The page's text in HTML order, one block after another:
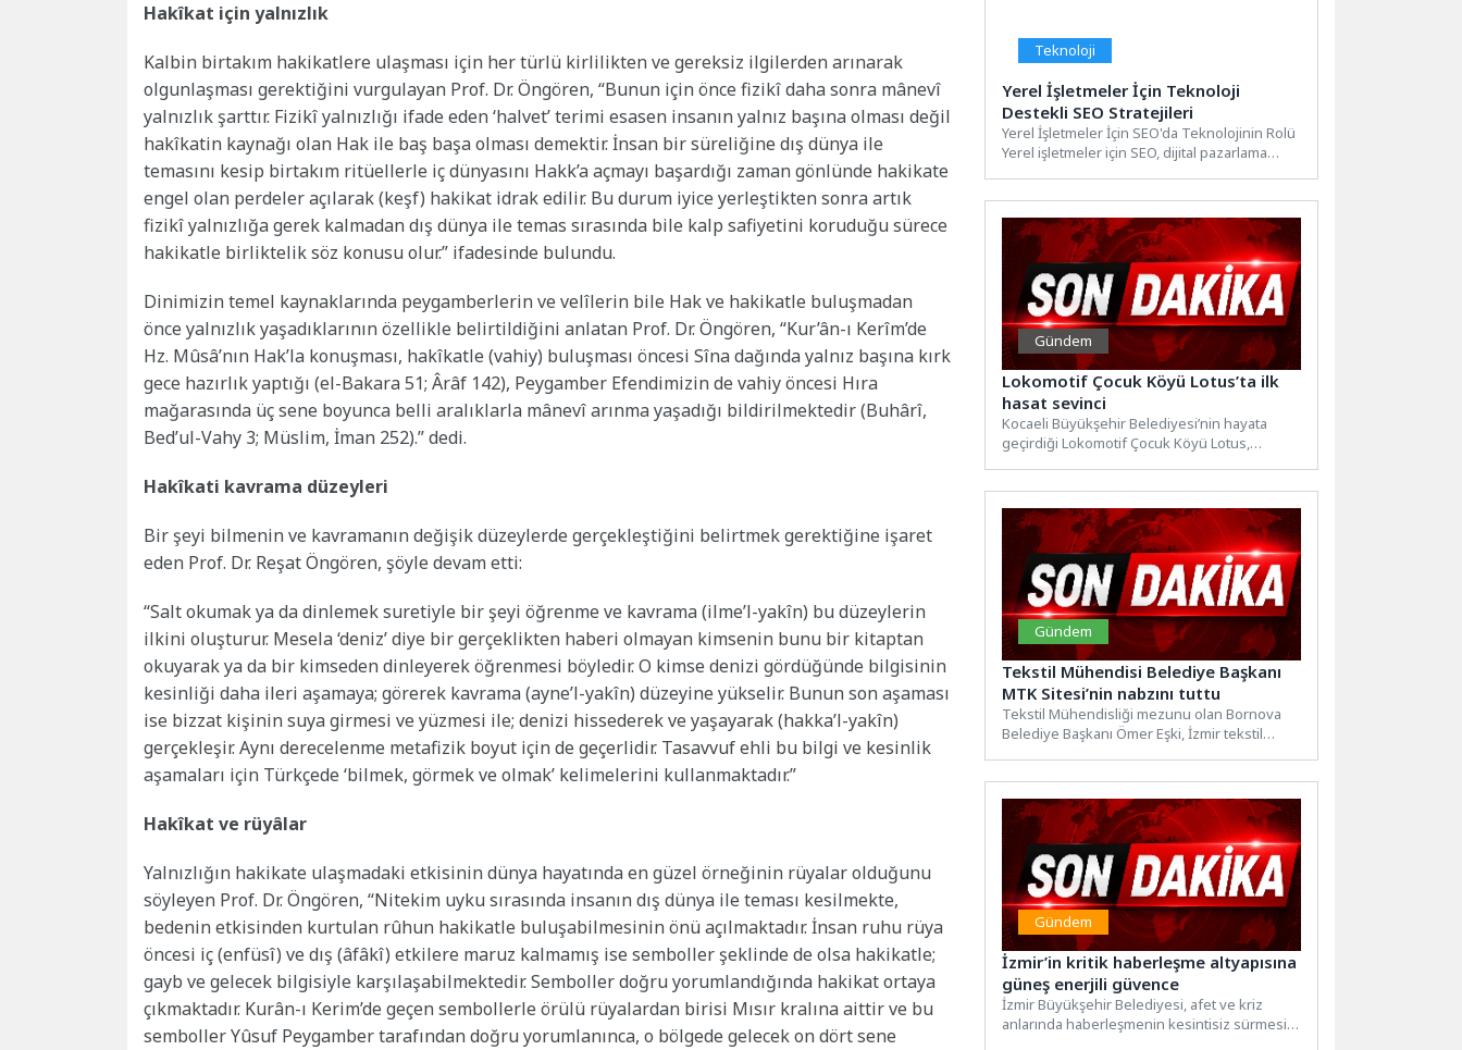
Hakîkat için yalnızlık
Kalbin birtakım hakikatlere ulaşması için her türlü kirlilikten ve gereksiz ilgilerden arınarak
olgunlaşması gerektiğini vurgulayan Prof. Dr. Öngören, “Bunun için önce fizikî daha sonra mânevî
yalnızlık şarttır. Fizikî yalnızlığı ifade eden ‘halvet’ terimi esasen insanın yalnız başına olması değil
hakîkatin kaynağı olan Hak ile baş başa olması demektir. İnsan bir süreliğine dış dünya ile
temasını kesip birtakım ritüellerle iç dünyasını Hakk’a açmayı başardığı zaman gönlünde hakikate
engel olan perdeler açılarak (keşf) hakikat idrak edilir. Bu durum iyice yerleştikten sonra artık
fizikî yalnızlığa gerek kalmadan dış dünya ile temas sırasında bile kalp safiyetini koruduğu sürece
hakikatle birliktelik söz konusu olur.” ifadesinde bulundu.
Dinimizin temel kaynaklarında peygamberlerin ve velîlerin bile Hak ve hakikatle buluşmadan
önce yalnızlık yaşadıklarının özellikle belirtildiğini anlatan Prof. Dr. Öngören, “Kur’ân-ı Kerîm’de
Hz. Mûsâ’nın Hak’la konuşması, hakîkatle (vahiy) buluşması öncesi Sîna dağında yalnız başına kırk
gece hazırlık yaptığı (el-Bakara 51; Ârâf 142), Peygamber Efendimizin de vahiy öncesi Hıra
mağarasında üç sene boyunca belli aralıklarla mânevî arınma yaşadığı bildirilmektedir (Buhârî,
Bed’ul-Vahy 3; Müslim, İman 252).” dedi.
Hakîkati kavrama düzeyleri
Bir şeyi bilmenin ve kavramanın değişik düzeylerde gerçekleştiğini belirtmek gerektiğine işaret
eden Prof. Dr. Reşat Öngören, şöyle devam etti:
“Salt okumak ya da dinlemek suretiyle bir şeyi öğrenme ve kavrama (ilme’l-yakîn) bu düzeylerin
ilkini oluşturur. Mesela ‘deniz’ diye bir gerçeklikten haberi olmayan kimsenin bunu bir kitaptan
okuyarak ya da bir kimseden dinleyerek öğrenmesi böyledir. O kimse denizi gördüğünde bilgisinin
kesinliği daha ileri aşamaya; görerek kavrama (ayne’l-yakîn) düzeyine yükselir. Bunun son aşaması
ise bizzat kişinin suya girmesi ve yüzmesi ile; denizi hissederek ve yaşayarak (hakka’l-yakîn)
gerçekleşir. Aynı derecelenme metafizik boyut için de geçerlidir. Tasavvuf ehli bu bilgi ve kesinlik
aşamaları için Türkçede ‘bilmek, görmek ve olmak’ kelimelerini kullanmaktadır.”
Hakîkat ve rüyâlar
Yalnızlığın hakikate ulaşmadaki etkisinin dünya hayatında en güzel örneğinin rüyalar olduğunu
söyleyen Prof. Dr. Öngören, “Nitekim uyku sırasında insanın dış dünya ile teması kesilmekte,
bedenin etkisinden kurtulan rûhun hakikatle buluşabilmesinin önü açılmaktadır. İnsan ruhu rüya
öncesi iç (enfüsî) ve dış (âfâkî) etkilere maruz kalmamış ise semboller şeklinde de olsa hakikatle;
gayb ve gelecek bilgisiyle karşılaşabilmektedir. Semboller doğru yorumlandığında hakikat ortaya
çıkmaktadır. Kurân-ı Kerim’de geçen sembollerle örülü rüyalardan birisi Mısır kralına aittir ve bu
semboller Yûsuf Peygamber tarafından doğru yorumlanınca, o bölgede gelecek on dört sene
Teknoloji
Yerel İşletmeler İçin Teknoloji
Destekli SEO Stratejileri
Yerel İşletmeler İçin SEO'da Teknolojinin Rolü
Yerel işletmeler için SEO, dijital pazarlama
Gündem
Lokomotif Çocuk Köyü Lotus’ta ilk
hasat sevinci
Kocaeli Büyükşehir Belediyesi’nin hayata
geçirdiği Lokomotif Çocuk Köyü Lotus,
Gündem
Tekstil Mühendisi Belediye Başkanı
MTK Sitesi’nin nabzını tuttu
Tekstil Mühendisliği mezunu olan Bornova
Belediye Başkanı Ömer Eşki, İzmir tekstil
Gündem
İzmir’in kritik haberleşme altyapısına
güneş enerjili güvence
İzmir Büyükşehir Belediyesi, afet ve kriz
anlarında haberleşmenin kesintisiz sürmesini